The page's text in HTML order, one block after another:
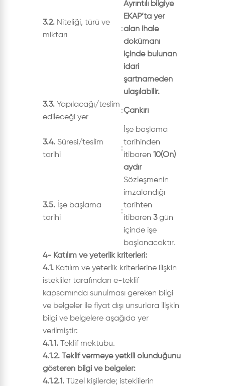
3.2. Niteliği, türü ve
miktarı
:
Ayrıntılı bilgiye
EKAP’ta yer
alan ihale
dokümanı
içinde bulunan
idari
şartnameden
ulaşılabilir.
3.3. Yapılacağı/teslim
edileceği yer
:Çankırı
3.4. Süresi/teslim
tarihi
:
İşe başlama
tarihinden
itibaren 10(On)
aydır
3.5. İşe başlama
tarihi
:
Sözleşmenin
imzalandığı
tarihten
itibaren 3gün
içinde işe
başlanacaktır.
4- Katılım ve yeterlik kriterleri:
4.1. Katılım ve yeterlik kriterlerine ilişkin
istekliler tarafından e-teklif
kapsamında sunulması gereken bilgi
ve belgeler ile fiyat dışı unsurlara ilişkin
bilgi ve belgelere aşağıda yer
verilmiştir:
4.1.1. Teklif mektubu.
4.1.2. Teklif vermeye yetkili olunduğunu
gösteren bilgi ve belgeler:
4.1.2.1. Tüzel kişilerde; isteklilerin